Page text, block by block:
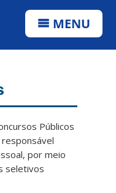
MENU
Públicos
por meio
seletivos